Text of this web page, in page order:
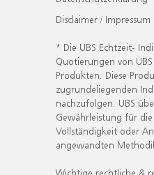
Disclaimer / Impressum
* Die UBS Echtzeit-
Quotierungen von
Produkten. Diese
zugrundeliegenden
nachzufolgen. UBS
Gewährleistung für
Vollständigkeit oder
angewandten